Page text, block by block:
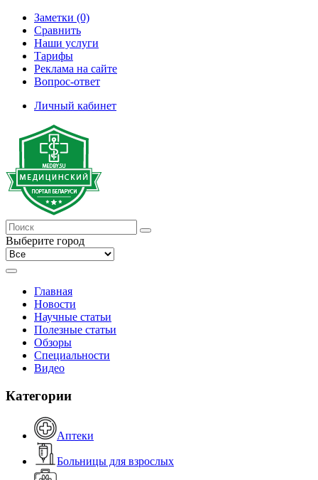
Заметки (0)
Сравнить
Наши услуги
Тарифы
Реклама на сайте
Вопрос-ответ
Личный кабинет
Выберите город
Главная
Новости
Научные статьи
Полезные статьи
Обзоры
Специальности
Видео
Категории
Аптеки
Больницы для взрослых